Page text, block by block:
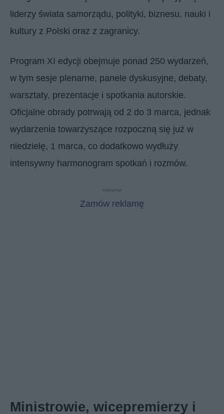
liderzy świata samorządu, polityki, biznesu, nauki i
kultury z Polski oraz z zagranicy.
Program XI edycji obejmuje ponad 250 wydarzeń,
w tym sesje plenarne, panele dyskusyjne, debaty,
warsztaty, prezentacje i spotkania autorskie.
Oficjalne obrady potrwają od 2 do 3 marca, jednak
wydarzenia towarzyszące rozpoczną się już w
niedzielę, 1 marca, co dodatkowo wydłuży
intensywny harmonogram spotkań i rozmów.
reklama
Zamów reklamę
Ministrowie, wicepremierzy i